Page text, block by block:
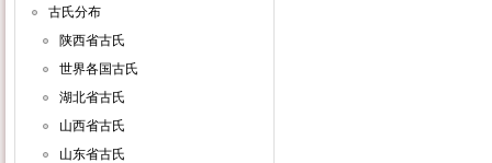
古氏分布
陕西省古氏
世界各国古氏
湖北省古氏
山西省古氏
山东省古氏